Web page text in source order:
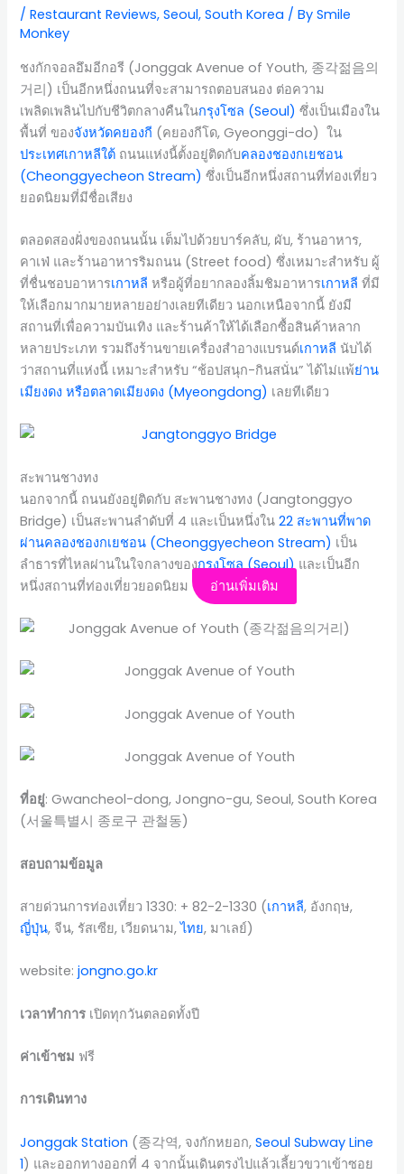
/Restaurant Reviews,Seoul,South Korea / BySmile
Monkey
ชงกักจอลอึมอีกอรี (Jonggak Avenue of Youth, 종각젊음의
거리) เป็นอีกหนึ่งถนนที่จะสามารถตอบสนอง ต่อความ
เพลิดเพลินไปกับชีวิตกลางคืนในกรุงโซล (Seoul) ซึ่งเป็นเมืองใน
พื้นที่ ของจังหวัดคยองกี (คยองกีโด, Gyeonggi-do) ใน
ประเทศเกาหลีใต้ ถนนแห่งนี้ตั้งอยู่ติดกับคลองชองกเยชอน
(Cheonggyecheon Stream) ซึ่งเป็นอีกหนึ่งสถานที่ท่องเที่ยว
ยอดนิยมที่มีชื่อเสียง
ตลอดสองฝั่งของถนนนั้น เต็มไปด้วยบาร์คลับ, ผับ, ร้านอาหาร,
คาเฟ่ และร้านอาหารริมถนน (Street food) ซึ่งเหมาะสำหรับ ผู้
ที่ชื่นชอบอาหารเกาหลี หรือผู้ที่อยากลองลิ้มชิมอาหารเกาหลี ที่มี
ให้เลือกมากมายหลายอย่างเลยทีเดียว นอกเหนือจากนี้ ยังมี
สถานที่เพื่อความบันเทิง และร้านค้าให้ได้เลือกซื้อสินค้าหลาก
หลายประเภท รวมถึงร้านขายเครื่องสำอางแบรนด์เกาหลี นับได้
ว่าสถานที่แห่งนี้ เหมาะสำหรับ “ช้อปสนุก-กินสนั่น” ได้ไม่แพ้ย่าน
เมียงดง หรือตลาดเมียงดง (Myeongdong) เลยทีเดียว
สะพานชางทง
นอกจากนี้ ถนนยังอยู่ติดกับ สะพานชางทง (Jangtonggyo
Bridge) เป็นสะพานลำดับที่ 4 และเป็นหนึ่งใน 22 สะพานที่พาด
ผ่านคลองชองกเยชอน (Cheonggyecheon Stream) เป็น
ลำธารที่ไหลผ่านในใจกลางของกรุงโซล (Seoul)และเป็นอีก
หนึ่งสถานที่ท่องเที่ยวยอดนิยม
อ่านเพิ่มเติม
ที่อยู่: Gwancheol-dong, Jongno-gu, Seoul, South Korea
(서울특별시 종로구 관철동)
สอบถามข้อมูล
สายด่วนการท่องเที่ยว 1330: + 82-2-1330 (เกาหลี, อังกฤษ,
ญี่ปุ่น, จีน, รัสเซีย, เวียดนาม,ไทย, มาเลย์)
website:jongno.go.kr
เวลาทำการ เปิดทุกวันตลอดทั้งปี
ค่าเข้าชม ฟรี
การเดินทาง
Jonggak Station (종각역, จงกักหยอก,Seoul Subway Line
1) และออกทางออกที่ 4 จากนั้นเดินตรงไปแล้วเลี้ยวขวาเข้าซอย